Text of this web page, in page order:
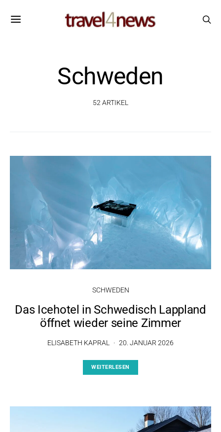
Schweden
52 ARTIKEL
SCHWEDEN
Das Icehotel in Schwedisch Lappland
öffnet wieder seine Zimmer
ELISABETH KAPRAL 20. JANUAR 2026
WEITERLESEN